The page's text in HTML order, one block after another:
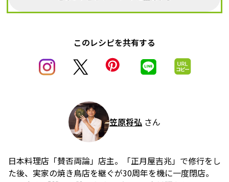
このレシピを共有する
笠原将弘 さん
日本料理店「賛否両論」店主。「正月屋吉兆」で修行をし
た後、実家の焼き鳥店を継ぐが30周年を機に一度閉店。